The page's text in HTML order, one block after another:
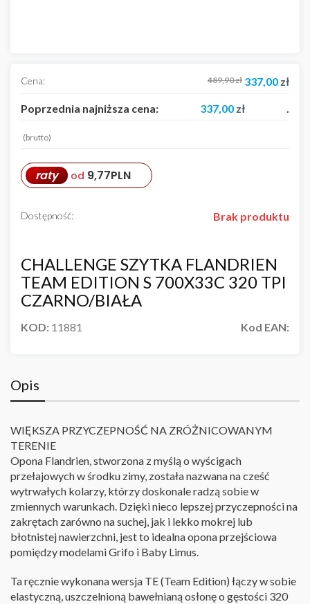
CHALLENGE SZYTKA FLANDRIEN
TEAM EDITION S 700X33C 320 TPI
CZARNO/BIAŁA
KOD: 11881 Kod EAN:
Cena: 489,90zł 337,00 zł
Poprzednia najniższa cena: 337,00 zł .
(brutto)
raty od 9,77PLN
Dostępność: Brak produktu
Opis
WIĘKSZA PRZYCZEPNOŚĆ NA ZRÓŻNICOWANYM
TERENIE
Opona Flandrien, stworzona z myślą o wyścigach
przełajowych w środku zimy, została nazwana na cześć
wytrwałych kolarzy, którzy doskonale radzą sobie w
zmiennych warunkach. Dzięki nieco lepszej przyczepności na
zakrętach zarówno na suchej, jak i lekko mokrej lub
błotnistej nawierzchni, jest to idealna opona przejściowa
pomiędzy modelami Grifo i Baby Limus.
Ta ręcznie wykonana wersja TE (Team Edition) łączy w sobie
elastyczną, uszczelnioną bawełnianą osłonę o gęstości 320